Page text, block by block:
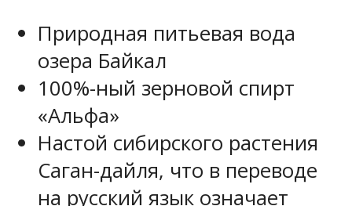
Природная питьевая вода
озера Байкал
100%-ный зерновой спирт
«Альфа»
Настой сибирского растения
Саган-дайля, что в переводе
на русский язык означает